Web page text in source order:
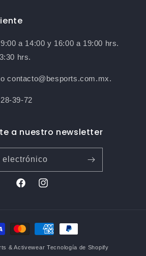
a 14:00 y 16:00 a 19:00 hrs.
hrs.
contacto@besports.com.mx.
39-72
a nuestro newsletter
electrónico
FacebookInstagram
& Activewear Tecnología de Shopify